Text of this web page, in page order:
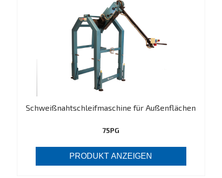
Schweißnahtschleifmaschine für Außenflächen
75PG
PRODUKT ANZEIGEN